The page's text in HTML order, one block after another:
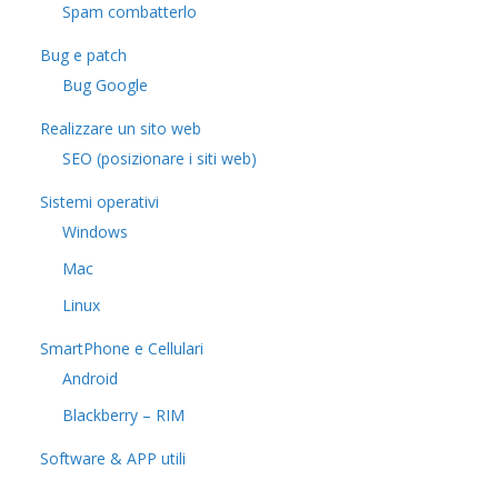
Spam combatterlo
Bug e patch
Bug Google
Realizzare un sito web
SEO (posizionare i siti web)
Sistemi operativi
Windows
Mac
Linux
SmartPhone e Cellulari
Android
Blackberry – RIM
Software & APP utili